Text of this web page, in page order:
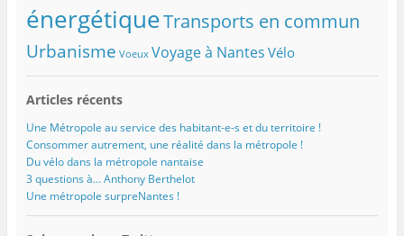
énergétiqueTransports en commun
Urbanisme Voeux Voyage à Nantes Vélo
Articles récents
Une Métropole au service des habitant-e-s et du territoire !
Consommer autrement, une réalité dans la métropole !
Du vélo dans la métropole nantaise
3 questions à… Anthony Berthelot
Une métropole surpreNantes !